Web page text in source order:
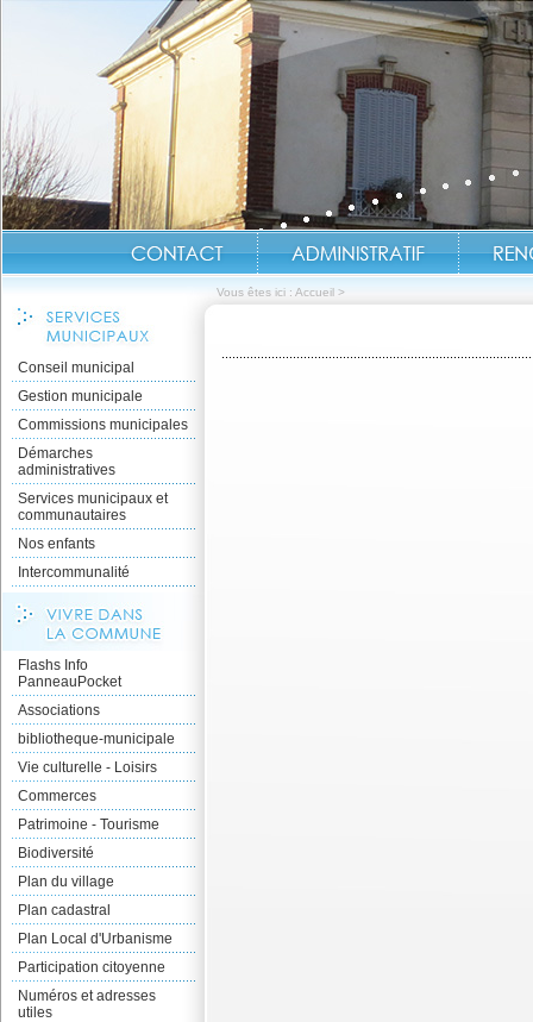
Vous êtes ici : Accueil >
Conseil municipal
Gestion municipale
Commissions municipales
Démarches
administratives
Services municipaux et
communautaires
Nos enfants
Intercommunalité
Flashs Info
PanneauPocket
Associations
bibliotheque-municipale
Vie culturelle - Loisirs
Commerces
Patrimoine - Tourisme
Biodiversité
Plan du village
Plan cadastral
Plan Local d'Urbanisme
Participation citoyenne
Numéros et adresses
utiles